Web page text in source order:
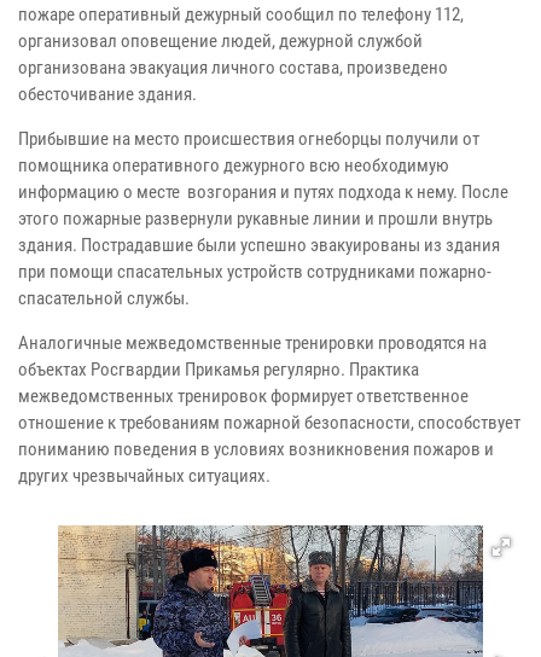
пожаре оперативный дежурный сообщил по телефону 112,
организовал оповещение людей, дежурной службой
организована эвакуация личного состава, произведено
обесточивание здания.
Прибывшие на место происшествия огнеборцы получили от
помощника оперативного дежурного всю необходимую
информацию о месте возгорания и путях подхода к нему. После
этого пожарные развернули рукавные линии и прошли внутрь
здания. Пострадавшие были успешно эвакуированы из здания
при помощи спасательных устройств сотрудниками пожарно-
спасательной службы.
Аналогичные межведомственные тренировки проводятся на
объектах Росгвардии Прикамья регулярно. Практика
межведомственных тренировок формирует ответственное
отношение к требованиям пожарной безопасности, способствует
пониманию поведения в условиях возникновения пожаров и
других чрезвычайных ситуациях.